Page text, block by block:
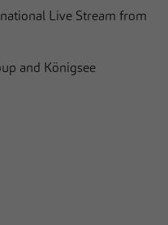
Live Stream from
and Königsee